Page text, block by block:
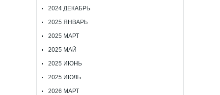
2024 ДЕКАБРЬ
2025 ЯНВАРЬ
2025 МАРТ
2025 МАЙ
2025 ИЮНЬ
2025 ИЮЛЬ
2026 МАРТ